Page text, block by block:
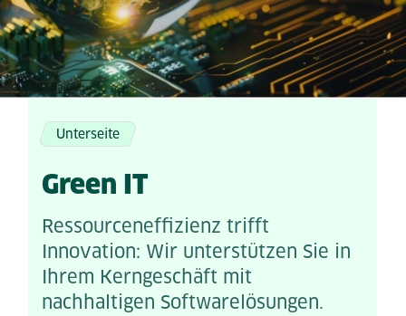
Unterseite
Green IT
Ressourceneffizienz trifft
Innovation: Wir unterstützen Sie in
Ihrem Kerngeschäft mit
nachhaltigen Softwarelösungen.